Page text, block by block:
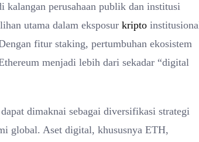
perusahaan publik dan institusi
utama dalam eksposur kripto
fitur staking, pertumbuhan ekosistem
menjadi lebih dari sekadar “digital
dimaknai sebagai diversifikasi strategi
global. Aset digital, khususnya ETH,